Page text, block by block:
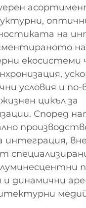
на
екосистеми
условия и по-
цикъл за
Според
динамични